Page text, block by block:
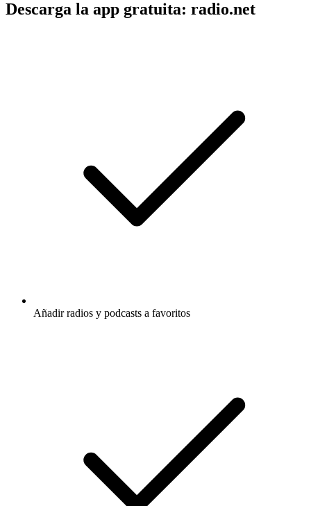
Descarga la app gratuita: radio.net
Añadir radios y podcasts a favoritos